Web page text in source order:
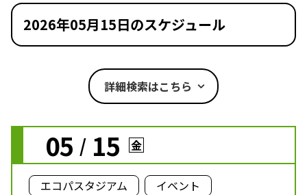
2026年05月15日のスケジュール
詳細検索はこちら
05 / 15 金
エコパスタジアム イベント